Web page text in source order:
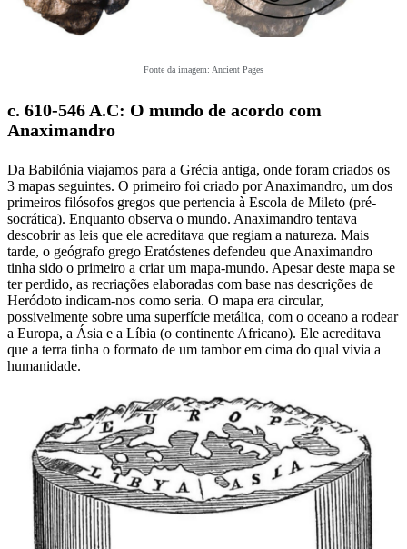
Fonte da imagem: Ancient Pages
c. 610-546 A.C: O mundo de acordo com
Anaximandro
Da Babilónia viajamos para a Grécia antiga, onde foram criados os
3 mapas seguintes. O primeiro foi criado por Anaximandro, um dos
primeiros filósofos gregos que pertencia à Escola de Mileto (pré-
socrática). Enquanto observa o mundo. Anaximandro tentava
descobrir as leis que ele acreditava que regiam a natureza. Mais
tarde, o geógrafo grego Eratóstenes defendeu que Anaximandro
tinha sido o primeiro a criar um mapa-mundo. Apesar deste mapa se
ter perdido, as recriações elaboradas com base nas descrições de
Heródoto indicam-nos como seria. O mapa era circular,
possivelmente sobre uma superfície metálica, com o oceano a rodear
a Europa, a Ásia e a Líbia (o continente Africano). Ele acreditava
que a terra tinha o formato de um tambor em cima do qual vivia a
humanidade.